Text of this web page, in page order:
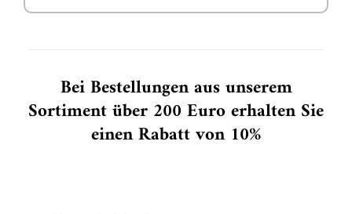
Bei Bestellungen aus unserem
Sortiment über 200 Euro erhalten Sie
einen Rabatt von 10%